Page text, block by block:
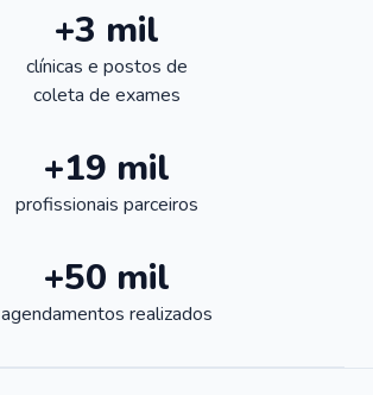
+3 mil
clínicas e postos de
coleta de exames
+19 mil
profissionais parceiros
+50 mil
agendamentos realizados